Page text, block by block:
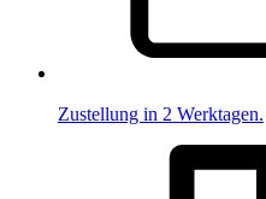
Zustellung in 2 Werktagen.